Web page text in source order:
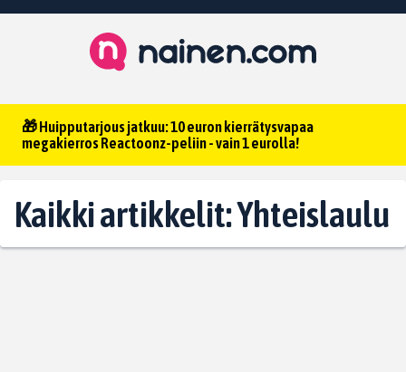
🎁 Huipputarjous jatkuu: 10 euron kierrätysvapaa
megakierros Reactoonz-peliin - vain 1 eurolla!
Kaikki artikkelit: Yhteislaulu